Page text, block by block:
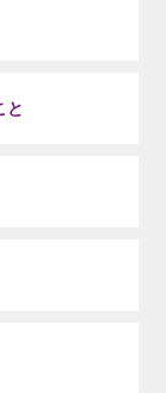
と